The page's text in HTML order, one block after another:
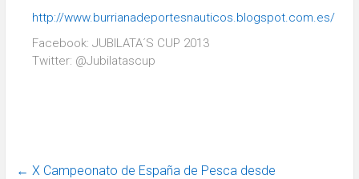
http://www.burrianadeportesnauticos.blogspot.com.es/
Facebook: JUBILATA´S CUP 2013
Twitter: @Jubilatascup
← X Campeonato de España de Pesca desde